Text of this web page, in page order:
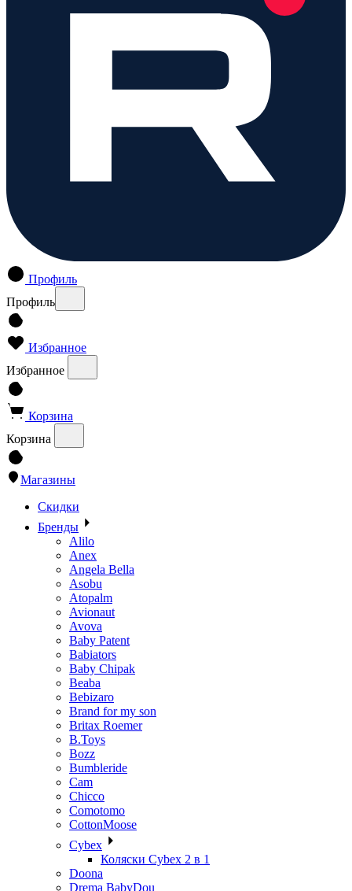
Профиль
Профиль
Избранное
Избранное
Корзина
Корзина
Магазины
Скидки
Бренды
Alilo
Anex
Angela Bella
Asobu
Atopalm
Avionaut
Avova
Baby Patent
Babiators
Baby Chipak
Beaba
Bebizaro
Brand for my son
Britax Roemer
B.Toys
Bozz
Bumbleride
Cam
Chicco
Comotomo
CottonMoose
Cybex
Коляски Cybex 2 в 1
Doona
Drema BabyDou